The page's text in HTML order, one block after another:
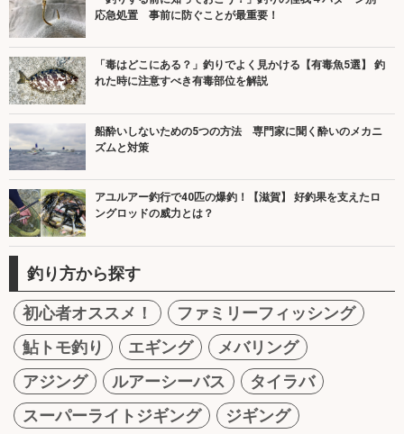
応急処置 事前に防ぐことが最重要！
「毒はどこにある？」釣りでよく見かける【有毒魚5選】 釣
れた時に注意すべき有毒部位を解説
船酔いしないための5つの方法 専門家に聞く酔いのメカニ
ズムと対策
アユルアー釣行で40匹の爆釣！【滋賀】 好釣果を支えたロ
ングロッドの威力とは？
釣り方から探す
初心者オススメ！
ファミリーフィッシング
鮎トモ釣り
エギング
メバリング
アジング
ルアーシーバス
タイラバ
スーパーライトジギング
ジギング